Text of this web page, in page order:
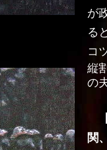
が
る
コ
縦
の
関